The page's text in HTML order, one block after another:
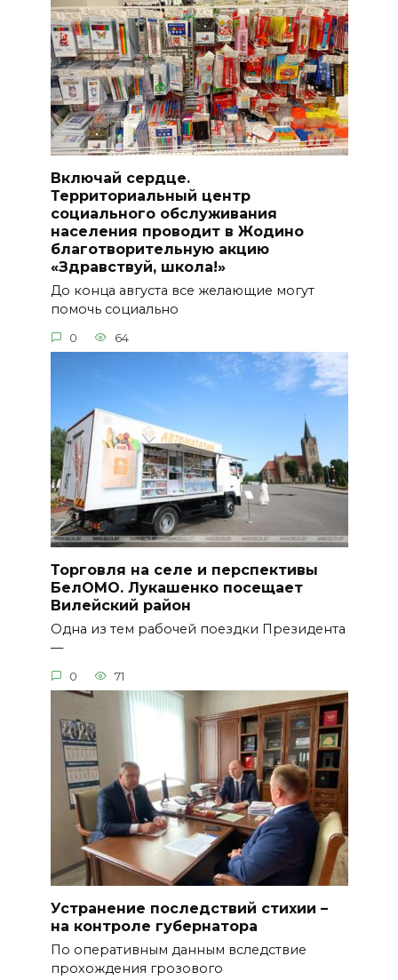
Включай сердце.
Территориальный центр
социального обслуживания
населения проводит в Жодино
благотворительную акцию
«Здравствуй, школа!»
До конца августа все желающие могут
помочь социально
0 64
Торговля на селе и перспективы
БелОМО. Лукашенко посещает
Вилейский район
Одна из тем рабочей поездки Президента
—
0 71
Устранение последствий стихии –
на контроле губернатора
По оперативным данным вследствие
прохождения грозового